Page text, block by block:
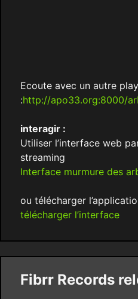
Ecoute avec un autre
:http://apo33.org:8000/
interagir :
Utiliser l’interface web
streaming
Interface murmure des
ou télécharger
télécharger l’interface
Fibrr Records